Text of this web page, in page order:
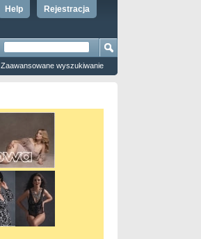
Rejestracja
Help
Zaawansowane wyszukiwanie